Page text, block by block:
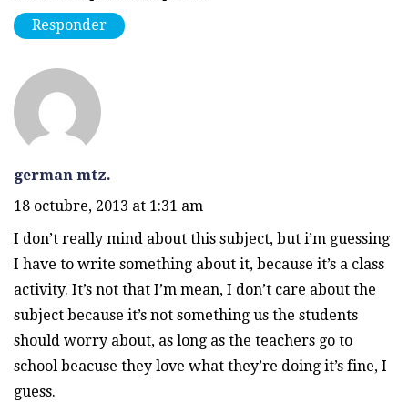
Responder
german mtz.
18 octubre, 2013 at 1:31 am
I don’t really mind about this subject, but i’m guessing
I have to write something about it, because it’s a class
activity. It’s not that I’m mean, I don’t care about the
subject because it’s not something us the students
should worry about, as long as the teachers go to
school beacuse they love what they’re doing it’s fine, I
guess.